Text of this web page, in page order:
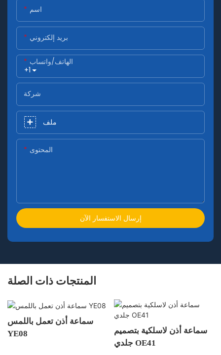
اسم
بريد إلكتروني
+1
الهاتف/واتساب
شركة
ملف
المحتوى
إرسال الاستفسار الآن
المنتجات ذات الصلة
سماعة أذن تعمل باللمس
YE08
سماعة أذن لاسلكية بتصميم
جلدي OE41